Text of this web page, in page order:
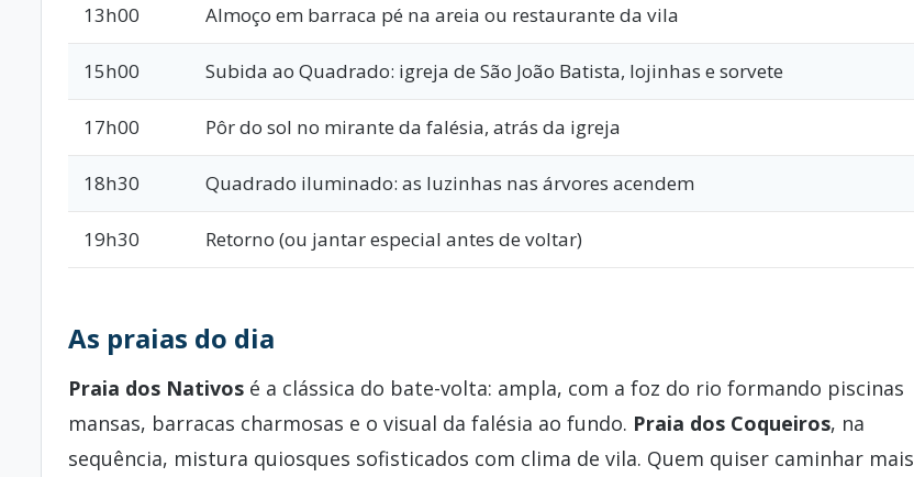
13h00 Almoço em barraca pé na areia ou restaurante da vila
15h00 Subida ao Quadrado: igreja de São João Batista, lojinhas e sorvete
17h00 Pôr do sol no mirante da falésia, atrás da igreja
18h30 Quadrado iluminado: as luzinhas nas árvores acendem
19h30 Retorno (ou jantar especial antes de voltar)
As praias do dia
Praia dos Nativos é a clássica do bate-volta: ampla, com a foz do rio formando piscinas
mansas, barracas charmosas e o visual da falésia ao fundo. Praia dos Coqueiros, na
sequência, mistura quiosques sofisticados com clima de vila. Quem quiser caminhar mais